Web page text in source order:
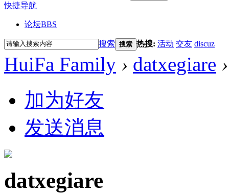
快捷导航
论坛BBS
搜索 搜索 热搜: 活动 交友 discuz
HuiFa Family › datxegiare ›
加为好友
发送消息
datxegiare